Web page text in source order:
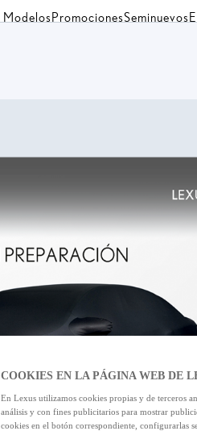
ModelosPromocionesSeminuevos
COOKIES EN LA PÁGINA WEB DE
En Lexus utilizamos cookies propias y de terceros
análisis y con fines publicitarios para mostrar
cookies en el botón correspondiente, configurarlas